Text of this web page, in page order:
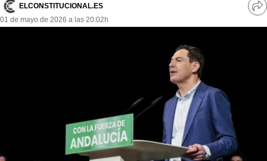
MásQueMercados
ELCONSTITUCIONAL.ES
01 de mayo de 2026 a las 20:02h